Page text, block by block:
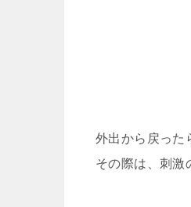
外出から戻った
その際は、刺激